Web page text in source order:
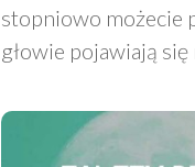
stopniowo możecie
głowie pojawiają